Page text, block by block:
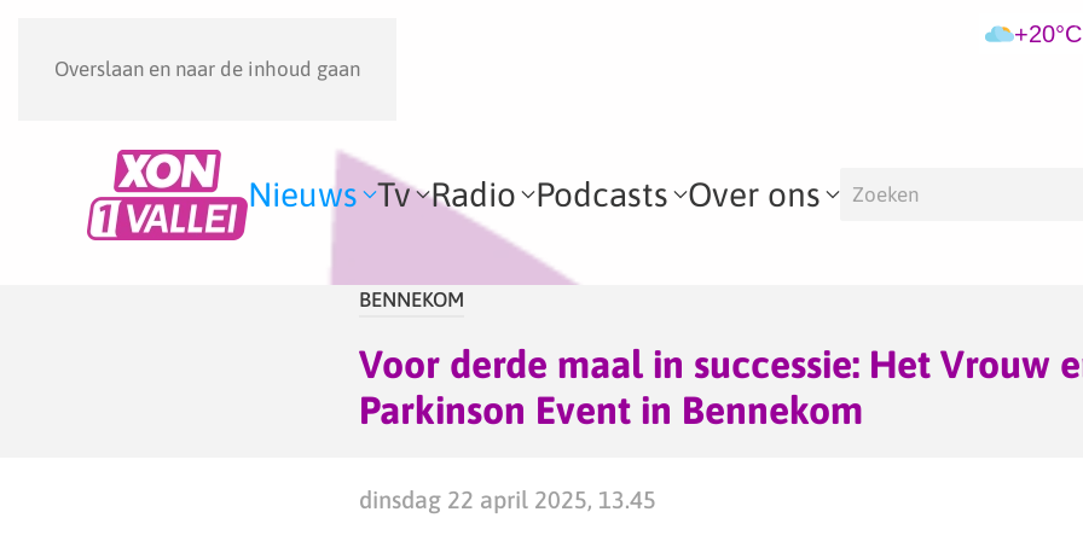
Overslaan en naar de inhoud gaan
+20°C
Nieuws Tv Radio Podcasts Over ons
BENNEKOM
Voor derde maal in successie: Het Vrouw
Parkinson Event in Bennekom
dinsdag 22 april 2025, 13.45